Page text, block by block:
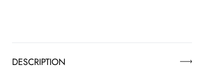
DESCRIPTION